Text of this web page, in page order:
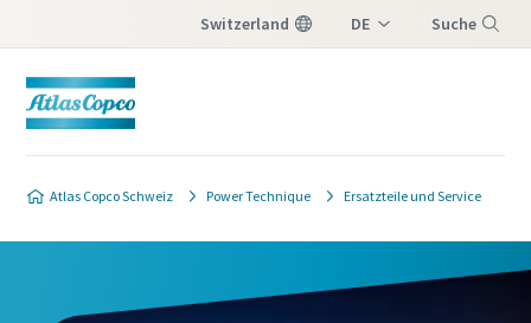
Switzerland DE Suche
Atlas Copco Schweiz Power Technique Ersatzteile und Service